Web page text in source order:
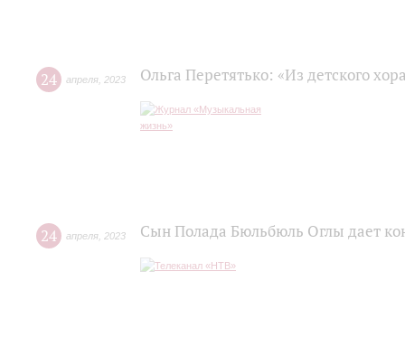
24 апреля 2023 Ольга Перетятько: «Из детского
24 апреля 2023 Сын Полада Бюльбюль Оглы дает